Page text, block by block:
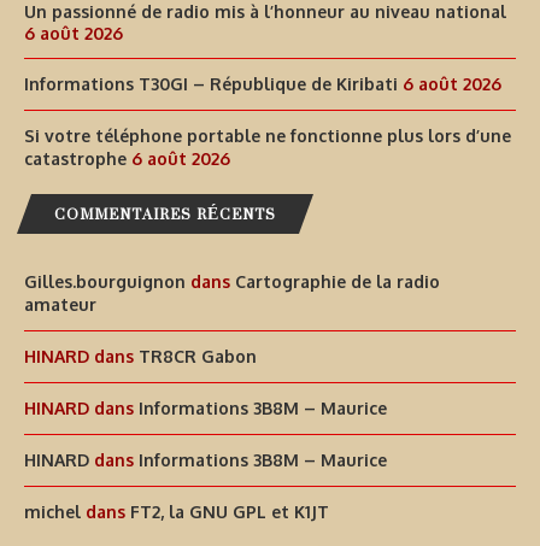
Un passionné de radio mis à l’honneur au niveau national
6 août 2026
Informations T30GI – République de Kiribati 6 août 2026
Si votre téléphone portable ne fonctionne plus lors d’une
catastrophe 6 août 2026
COMMENTAIRES RÉCENTS
Gilles.bourguignon dans Cartographie de la radio
amateur
HINARD dans TR8CR Gabon
HINARD dans Informations 3B8M – Maurice
HINARD dans Informations 3B8M – Maurice
michel dans FT2, la GNU GPL et K1JT